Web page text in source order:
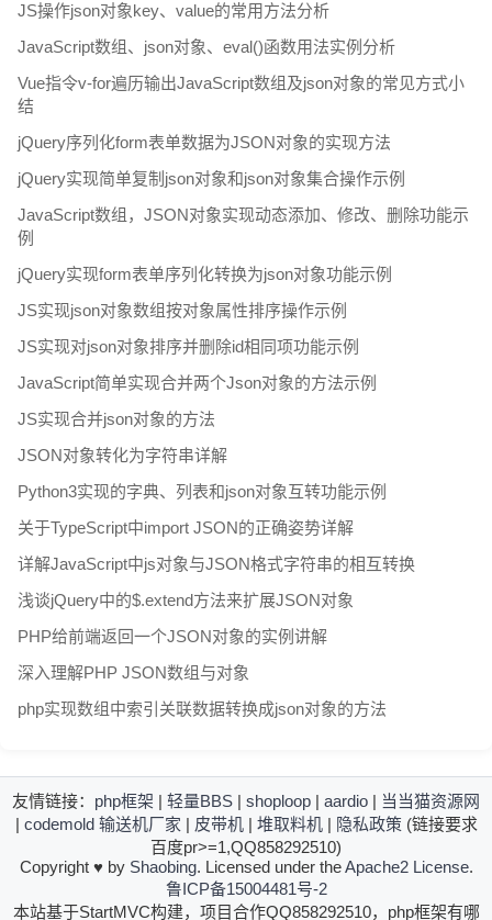
JS操作json对象key、value的常用方法分析
JavaScript数组、json对象、eval()函数用法实例分析
Vue指令v-for遍历输出JavaScript数组及json对象的常见方式小
结
jQuery序列化form表单数据为JSON对象的实现方法
jQuery实现简单复制json对象和json对象集合操作示例
JavaScript数组，JSON对象实现动态添加、修改、删除功能示
例
jQuery实现form表单序列化转换为json对象功能示例
JS实现json对象数组按对象属性排序操作示例
JS实现对json对象排序并删除id相同项功能示例
JavaScript简单实现合并两个Json对象的方法示例
JS实现合并json对象的方法
JSON对象转化为字符串详解
Python3实现的字典、列表和json对象互转功能示例
关于TypeScript中import JSON的正确姿势详解
详解JavaScript中js对象与JSON格式字符串的相互转换
浅谈jQuery中的$.extend方法来扩展JSON对象
PHP给前端返回一个JSON对象的实例讲解
深入理解PHP JSON数组与对象
php实现数组中索引关联数据转换成json对象的方法
友情链接： php框架 | 轻量BBS | shoploop | aardio | 当当猫资源网
| codemold 输送机厂家 | 皮带机| 堆取料机| 隐私政策 (链接要求
百度pr>=1,QQ858292510)
Copyright ♥ by Shaobing. Licensed under theApache2 License.
鲁ICP备15004481号-2
本站基于StartMVC构建，项目合作QQ858292510，php框架有哪